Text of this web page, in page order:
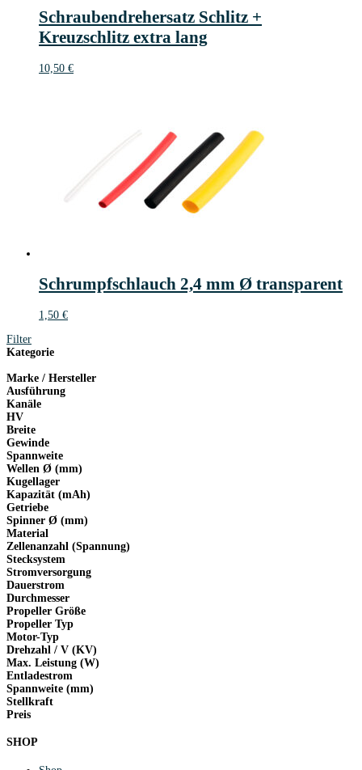
Schraubendrehersatz Schlitz +
Kreuzschlitz extra lang
10,50 €
Schrumpfschlauch 2,4 mm Ø transparent
1,50 €
Filter
Kategorie
Marke / Hersteller
Ausführung
Kanäle
HV
Breite
Gewinde
Spannweite
Wellen Ø (mm)
Kugellager
Kapazität (mAh)
Getriebe
Spinner Ø (mm)
Material
Zellenanzahl (Spannung)
Stecksystem
Stromversorgung
Dauerstrom
Durchmesser
Propeller Größe
Propeller Typ
Motor-Typ
Drehzahl / V (KV)
Max. Leistung (W)
Entladestrom
Spannweite (mm)
Stellkraft
Preis
SHOP